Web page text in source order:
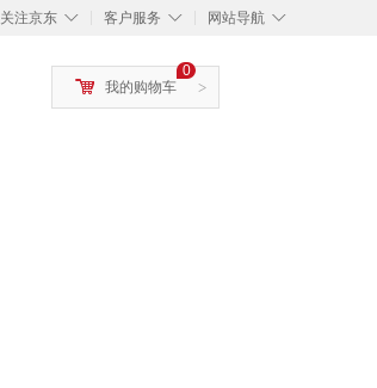
◇
关注京东 ◇
客户服务 ◇
网站导航
>
0
我的购物车